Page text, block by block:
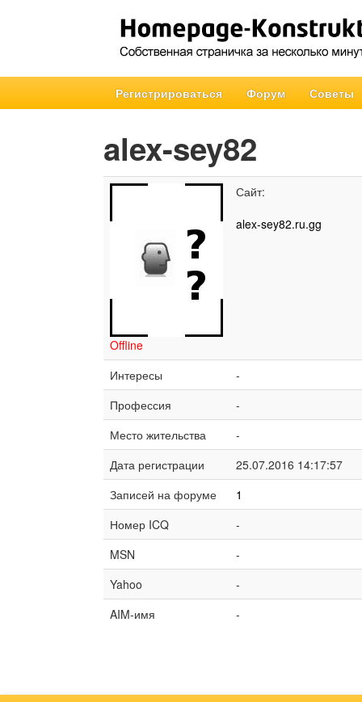
Регистрироваться Форум Советы
alex-sey82
Offline
Сайт:
alex-sey82.ru.gg
Интересы
-
Профессия
-
Место жительства
-
Дата регистрации
25.07.2016 14:17:57
Записей на форуме
1
Номер ICQ
-
MSN
-
Yahoo
-
AIM-имя
-